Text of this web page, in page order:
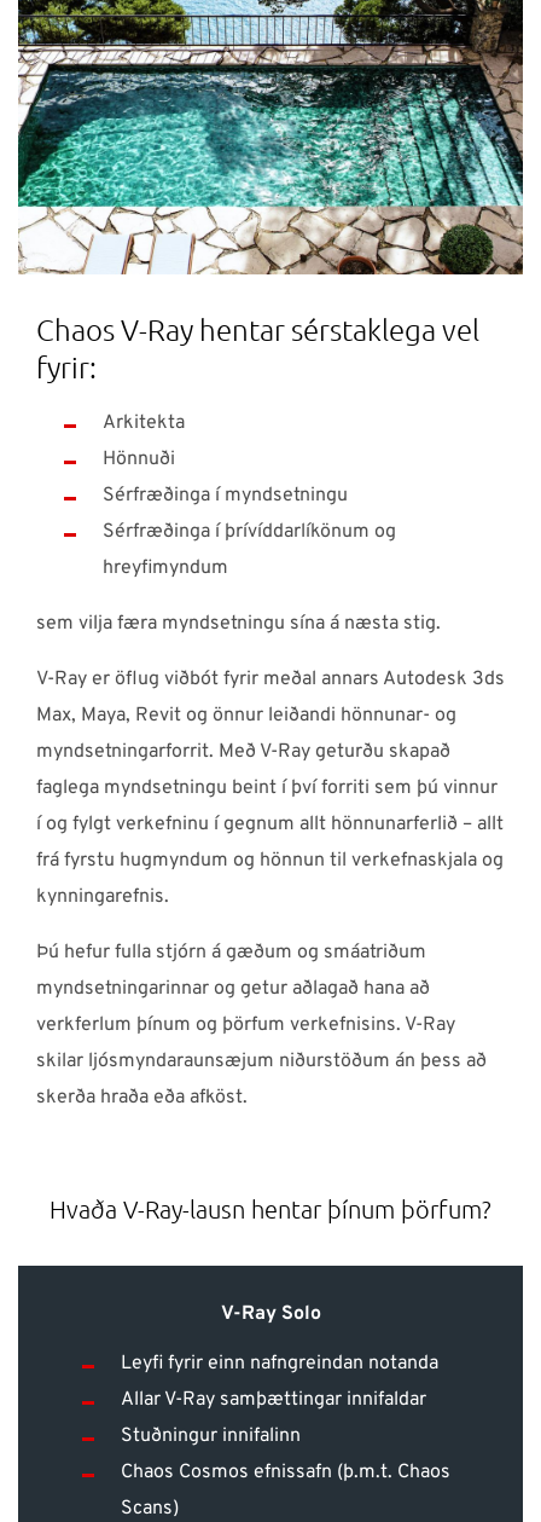
Chaos V-Ray hentar sérstaklega vel
fyrir:
Arkitekta
Hönnuði
Sérfræðinga í myndsetningu
Sérfræðinga í þrívíddarlíkönum og
hreyfimyndum
sem vilja færa myndsetningu sína á næsta stig.
V-Ray er öflug viðbót fyrir meðal annars Autodesk 3ds
Max, Maya, Revit og önnur leiðandi hönnunar- og
myndsetningarforrit. Með V-Ray geturðu skapað
faglega myndsetningu beint í því forriti sem þú vinnur
í og fylgt verkefninu í gegnum allt hönnunarferlið – allt
frá fyrstu hugmyndum og hönnun til verkefnaskjala og
kynningarefnis.
Þú hefur fulla stjórn á gæðum og smáatriðum
myndsetningarinnar og getur aðlagað hana að
verkferlum þínum og þörfum verkefnisins. V-Ray
skilar ljósmyndaraunsæjum niðurstöðum án þess að
skerða hraða eða afköst.
Hvaða V-Ray-lausn hentar þínum þörfum?
V-Ray Solo
Leyfi fyrir einn nafngreindan notanda
Allar V-Ray samþættingar innifaldar
Stuðningur innifalinn
Chaos Cosmos efnissafn (þ.m.t. Chaos
Scans)